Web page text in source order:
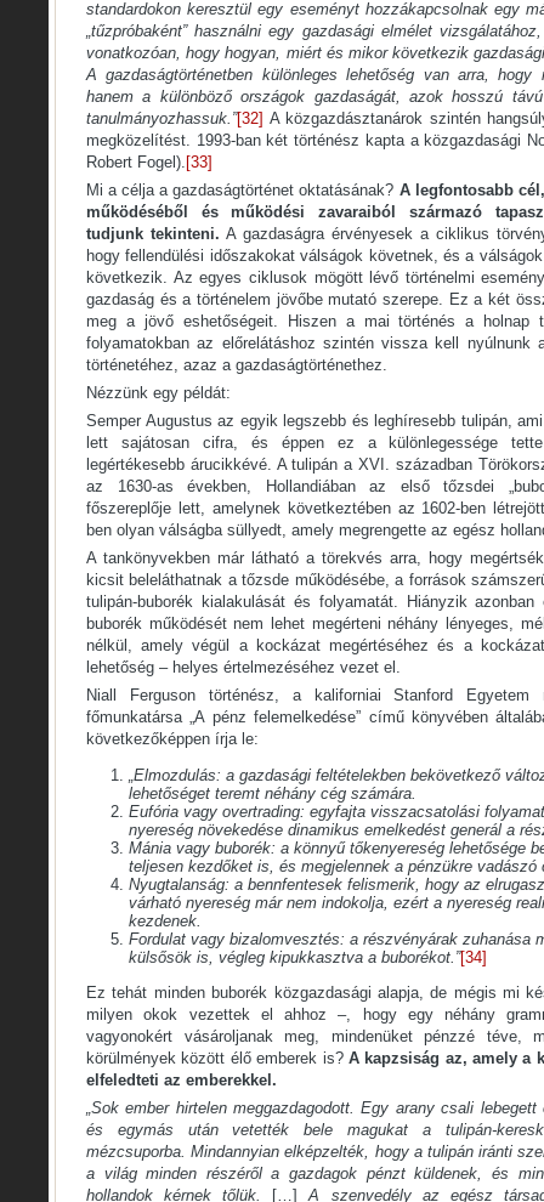
standardokon keresztül egy eseményt hozzákapcsolnak egy
„tűzpróbaként” használni egy gazdasági elmélet
vonatkozóan, hogy hogyan, miért és mikor következik
A gazdaságtörténetben különleges lehetőség van arra,
hanem a különböző országok gazdaságát, azok hosszú
tanulmányozhassuk.”[32] A közgazdásztanárok szintén
megközelítést. 1993-ban két történész kapta a közgazdasági
Robert Fogel). [33]
Mi a célja a gazdaságtörténet oktatásának? A legfontosabb
működéséből és működési zavaraiból származó
tudjunk tekinteni. A gazdaságra érvényesek a ciklikus
hogy fellendülési időszakokat válságok követnek, és a
következik. Az egyes ciklusok mögött lévő történelmi
gazdaság és a történelem jövőbe mutató szerepe. Ez a két
meg a jövő eshetőségeit. Hiszen a mai történés a holnap
folyamatokban az előrelátáshoz szintén vissza kell nyúlnunk
történetéhez, azaz a gazdaságtörténethez.
Nézzünk egy példát:
Semper Augustus az egyik legszebb és leghíresebb tulipán,
lett sajátosan cifra, és éppen ez a különlegessége
legértékesebb árucikkévé. A tulipán a XVI. században
az 1630-as években, Hollandiában az első tőzsdei
főszereplője lett, amelynek következtében az 1602-ben
ben olyan válságba süllyedt, amely megrengette az egész
A tankönyvekben már látható a törekvés arra, hogy
kicsit beleláthatnak a tőzsde működésébe, a források
tulipán-buborék kialakulását és folyamatát. Hiányzik
buborék működését nem lehet megérteni néhány lényeges,
nélkül, amely végül a kockázat megértéséhez és a
lehetőség – helyes értelmezéséhez vezet el.
Niall Ferguson történész, a kaliforniai Stanford Egyetem
főmunkatársa „A pénz felemelkedése” című könyvében
következőképpen írja le:
„Elmozdulás: a gazdasági feltételekben bekövetkező
lehetőséget teremt néhány cég számára.
Eufória vagy overtrading: egyfajta visszacsatolási
nyereség növekedése dinamikus emelkedést generál a
Mánia vagy buborék: a könnyű tőkenyereség lehetősége
teljesen kezdőket is, és megjelennek a pénzükre vadászó
Nyugtalanság: a bennfentesek felismerik, hogy az
várható nyereség már nem indokolja, ezért a nyereség
kezdenek.
Fordulat vagy bizalomvesztés: a részvényárak zuhanása
külsősök is, végleg kipukkasztva a buborékot.”[34]
Ez tehát minden buborék közgazdasági alapja, de mégis mi
milyen okok vezettek el ahhoz –, hogy egy néhány
vagyonokért vásároljanak meg, mindenüket pénzzé téve,
körülmények között élő emberek is? A kapzsiság az, amely a
elfeledteti az emberekkel.
„Sok ember hirtelen meggazdagodott. Egy arany csali
és egymás után vetették bele magukat a tulipán-
mézcsuporba. Mindannyian elképzelték, hogy a tulipán iránti
a világ minden részéről a gazdagok pénzt küldenek, és
hollandok kérnek tőlük.
[…] A szenvedély az egész